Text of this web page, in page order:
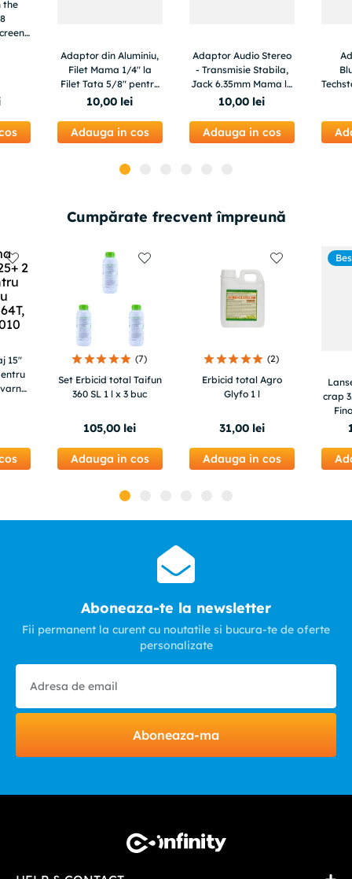
the
Adaptor din Aluminiu,
Filet Mama 1/4" la
Filet Tata 5/8" pentru
Stativ Microfon,
Trepied Camera,
Echipamente Audio
Foto
10,00 lei
Adauga in cos
Adaptor Audio Stereo
- Transmisie Stabila,
Jack 6.35mm Mama la
3.5mm Tata, Conector
Auriu, Transmisie
Sunet Hi-Fi
10,00 lei
Adauga in cos
Cumpărate frecvent împreună
15"
(7)
Set Erbicid total Taifun
360 SL 1 l x 3 buc
105,00 lei
Adauga in cos
(2)
Erbicid total Agro
Glyfo 1 l
31,00 lei
Adauga in cos
crap
Aboneaza-te la newsletter
Fii permanent la curent cu noutatile si bucura-te de oferte
personalizate
Aboneaza-ma